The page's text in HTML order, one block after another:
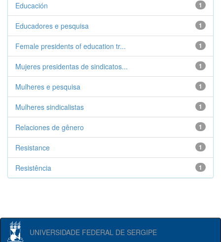
1
Educación
1
Educadores e pesquisa
1
Female presidents of education tr...
1
Mujeres presidentas de sindicatos...
1
Mulheres e pesquisa
1
Mulheres sindicalistas
1
Relaciones de gênero
1
Resistance
1
Resistência
UNIVERSIDADE FEDERAL DE SERGIPE